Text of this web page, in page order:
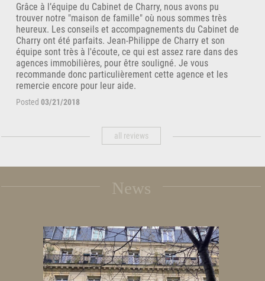
Grâce à l’équipe du Cabinet de Charry, nous avons pu
trouver notre "maison de famille" où nous sommes très
heureux. Les conseils et accompagnements du Cabinet de
Charry ont été parfaits. Jean-Philippe de Charry et son
équipe sont très à l'écoute, ce qui est assez rare dans des
agences immobilières, pour être souligné. Je vous
recommande donc particulièrement cette agence et les
remercie encore pour leur aide.
Posted 03/21/2018
all reviews
News